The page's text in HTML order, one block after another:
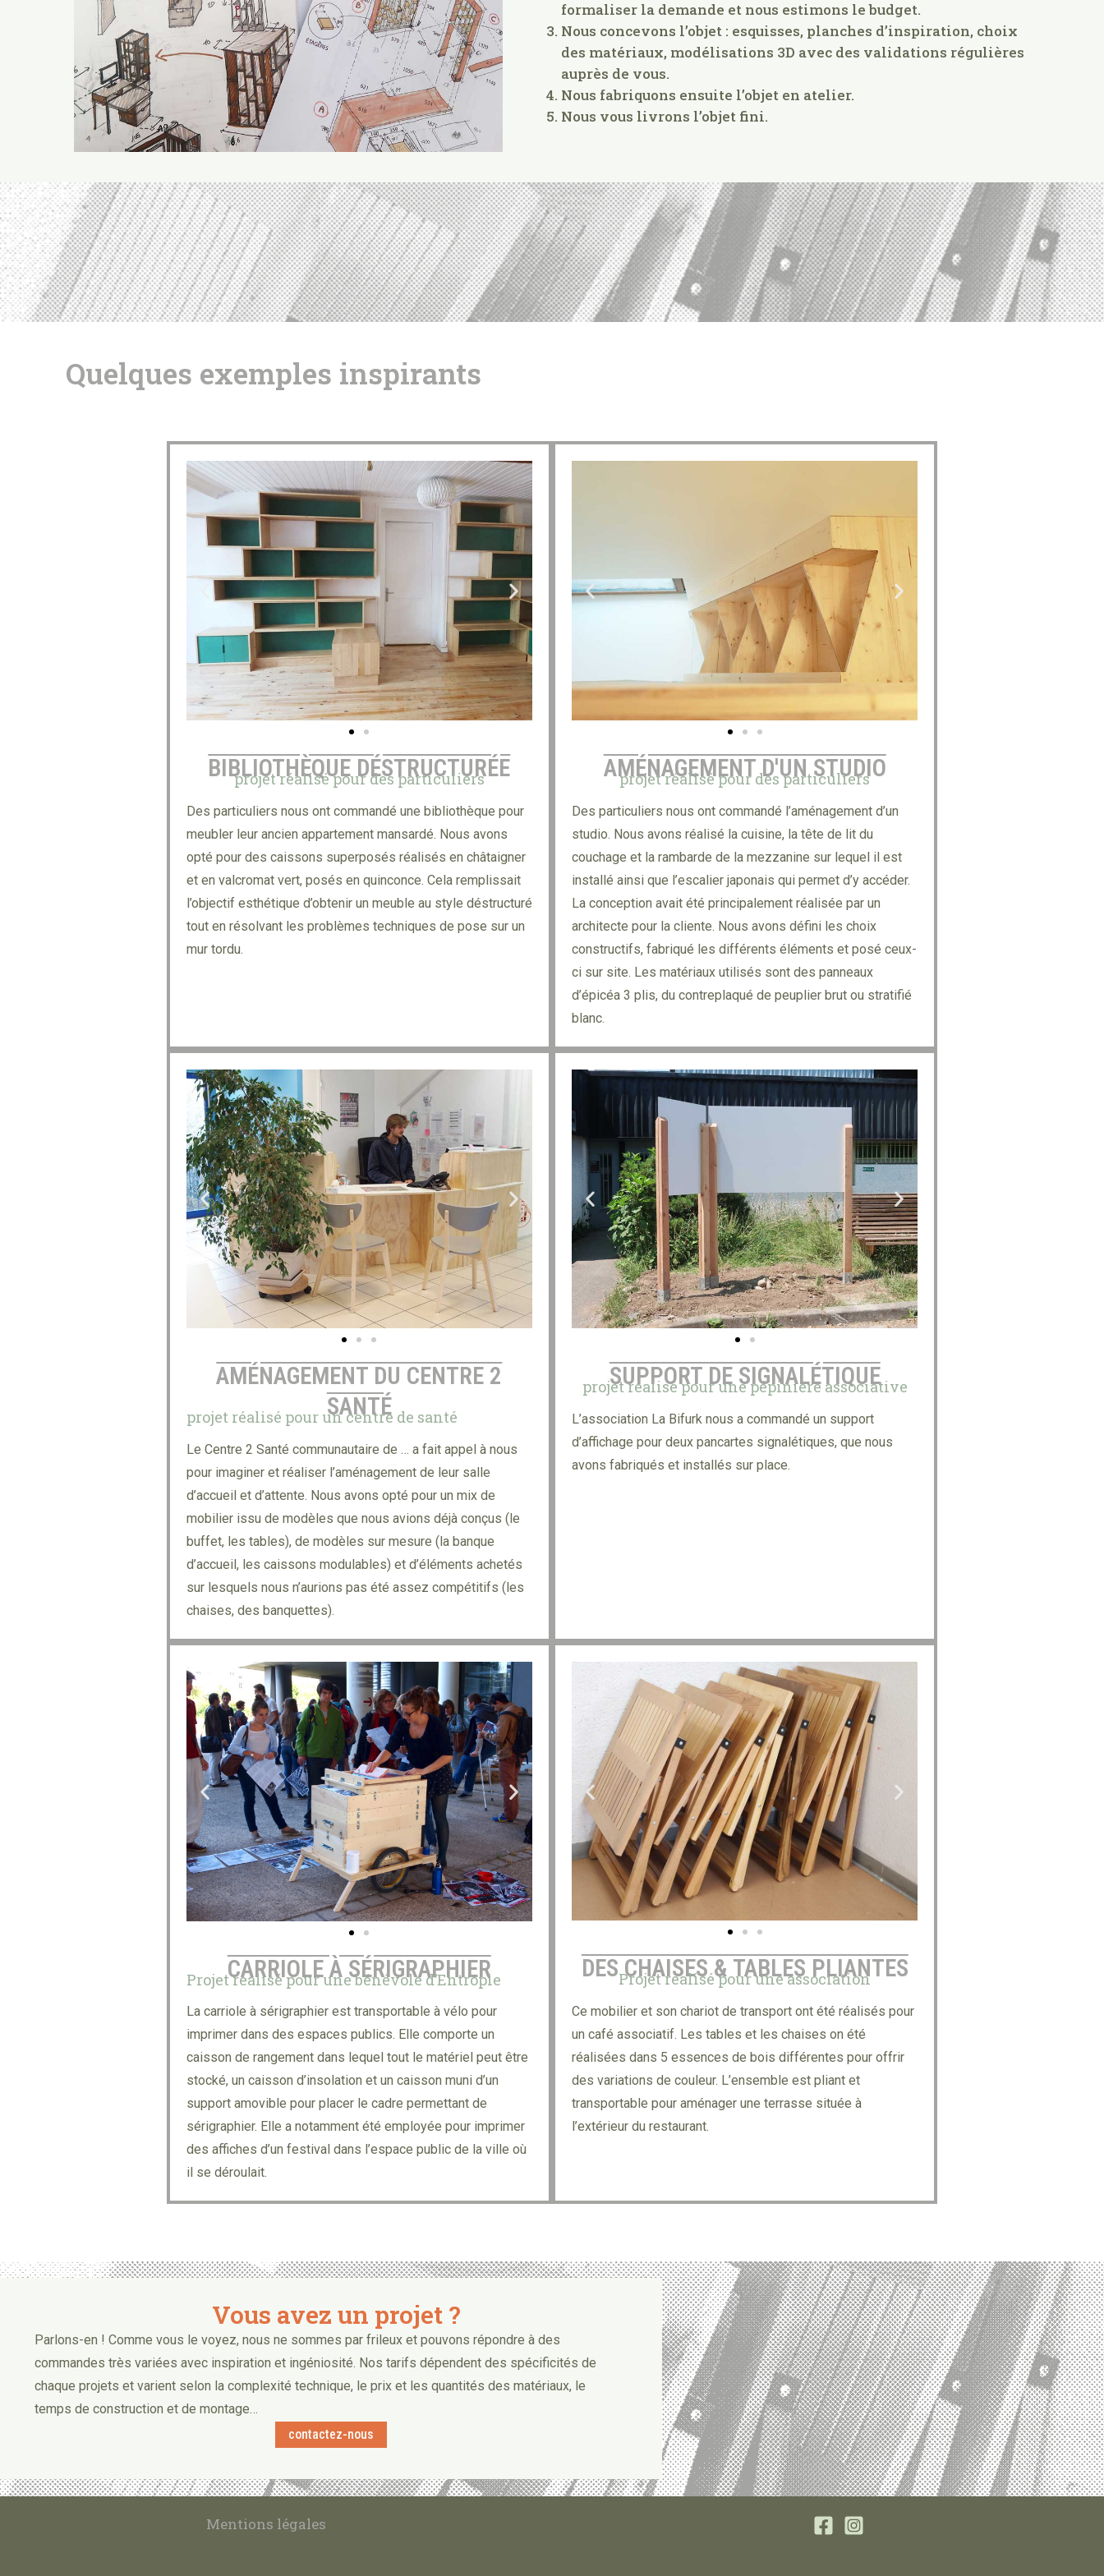
formaliser la demande et nous estimons le budget.
Nous concevons l’objet : esquisses, planches d’inspiration, choix
des matériaux, modélisations 3D avec des validations régulières
auprès de vous.
Nous fabriquons ensuite l’objet en atelier.
Nous vous livrons l’objet fini.
Quelques exemples inspirants
BIBLIOTHÈQUE DÉSTRUCTURÉE
projet réalisé pour des particuliers
Des particuliers nous ont commandé une bibliothèque pour
meubler leur ancien appartement mansardé. Nous avons
opté pour des caissons superposés réalisés en châtaigner
et en valcromat vert, posés en quinconce. Cela remplissait
l’objectif esthétique d’obtenir un meuble au style déstructuré
tout en résolvant les problèmes techniques de pose sur un
mur tordu.
AMÉNAGEMENT D'UN STUDIO
projet réalisé pour des particuliers
Des particuliers nous ont commandé l’aménagement d’un
studio. Nous avons réalisé la cuisine, la tête de lit du
couchage et la rambarde de la mezzanine sur lequel il est
installé ainsi que l’escalier japonais qui permet d’y accéder.
La conception avait été principalement réalisée par un
architecte pour la cliente. Nous avons défini les choix
constructifs, fabriqué les différents éléments et posé ceux-
ci sur site. Les matériaux utilisés sont des panneaux
d’épicéa 3 plis, du contreplaqué de peuplier brut ou stratifié
blanc.
AMÉNAGEMENT DU CENTRE 2
SANTÉ
projet réalisé pour un centre de santé
Le Centre 2 Santé communautaire de … a fait appel à nous
pour imaginer et réaliser l’aménagement de leur salle
d’accueil et d’attente. Nous avons opté pour un mix de
mobilier issu de modèles que nous avions déjà conçus (le
buffet, les tables), de modèles sur mesure (la banque
d’accueil, les caissons modulables) et d’éléments achetés
sur lesquels nous n’aurions pas été assez compétitifs (les
chaises, des banquettes).
SUPPORT DE SIGNALÉTIQUE
projet réalisé pour une pépinière associative
L’association La Bifurk nous a commandé un support
d’affichage pour deux pancartes signalétiques, que nous
avons fabriqués et installés sur place.
CARRIOLE À SÉRIGRAPHIER
Projet réalisé pour une bénévole d’Entropie
La carriole à sérigraphier est transportable à vélo pour
imprimer dans des espaces publics. Elle comporte un
caisson de rangement dans lequel tout le matériel peut être
stocké, un caisson d’insolation et un caisson muni d’un
support amovible pour placer le cadre permettant de
sérigraphier. Elle a notamment été employée pour imprimer
des affiches d’un festival dans l’espace public de la ville où
il se déroulait.
DES CHAISES & TABLES PLIANTES
Projet réalisé pour une association
Ce mobilier et son chariot de transport ont été réalisés pour
un café associatif. Les tables et les chaises on été
réalisées dans 5 essences de bois différentes pour offrir
des variations de couleur. L’ensemble est pliant et
transportable pour aménager une terrasse située à
l’extérieur du restaurant.
Vous avez un projet ?
Parlons-en ! Comme vous le voyez, nous ne sommes par frileux et pouvons répondre à des
commandes très variées avec inspiration et ingéniosité. Nos tarifs dépendent des spécificités de
chaque projets et varient selon la complexité technique, le prix et les quantités des matériaux, le
temps de construction et de montage…
contactez-nous
Mentions légales